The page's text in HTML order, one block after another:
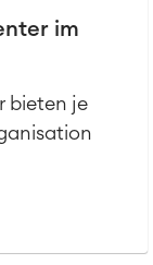
im
bieten je